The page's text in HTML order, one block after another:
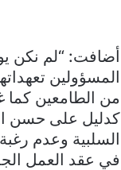
أضافت: “لم نكن
المسؤولين
من الطامعين كما
كدليل على حسن
السلبية وعدم
في عقد العمل